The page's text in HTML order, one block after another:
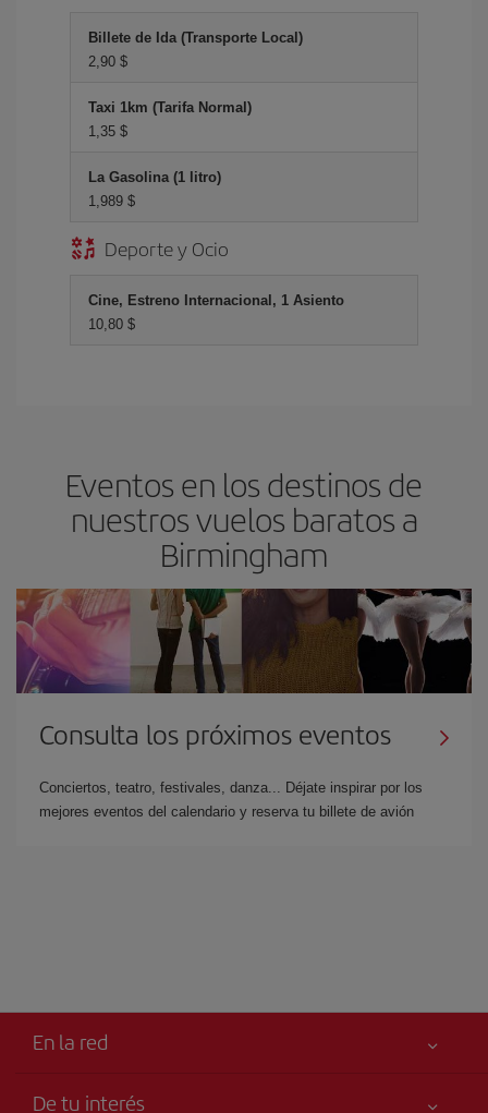
Billete de Ida (Transporte Local)
2,90 $
Taxi 1km (Tarifa Normal)
1,35 $
La Gasolina (1 litro)
1,989 $
Deporte y Ocio
Cine, Estreno Internacional, 1 Asiento
10,80 $
Eventos en los destinos de
nuestros vuelos baratos a
Birmingham
Consulta los próximos eventos
Conciertos, teatro, festivales, danza... Déjate inspirar por los
mejores eventos del calendario y reserva tu billete de avión
En la red
De tu interés